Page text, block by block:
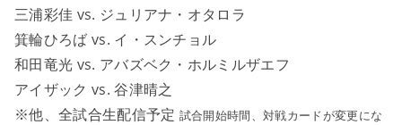
三浦彩佳 vs. ジュリアナ・オタロラ
箕輪ひろば vs. イ・スンチョル
和田竜光 vs. アバズベク・ホルミルザエフ
アイザック vs. 谷津晴之
※他、全試合生配信予定 試合開始時間、対戦カードが変更にな